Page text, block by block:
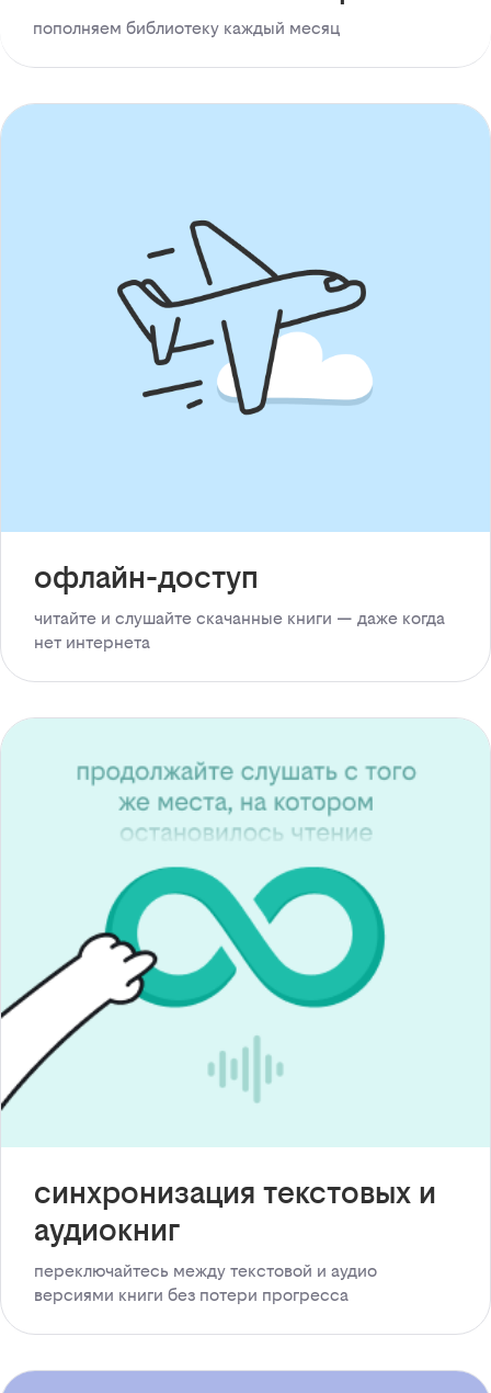
пополняем библиотеку каждый месяц
офлайн-доступ
читайте и слушайте скачанные книги — даже когда
нет интернета
синхронизация текстовых и
аудиокниг
переключайтесь между текстовой и аудио
версиями книги без потери прогресса